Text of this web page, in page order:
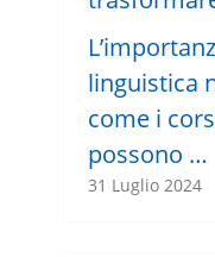
linguistica
come i
possono …
31 Luglio 2024